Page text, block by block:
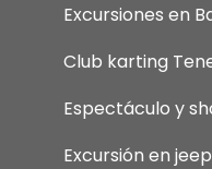
Excursiones en
Club karting
Espectáculo y
Excursión en jeep